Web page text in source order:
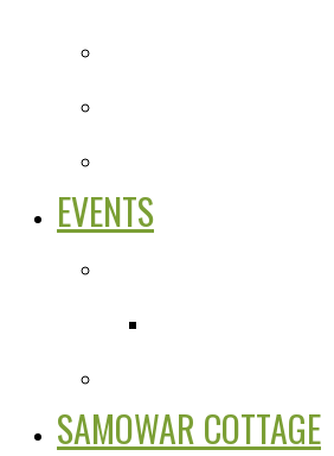
EVENTS
SAMOWAR COTTAGE